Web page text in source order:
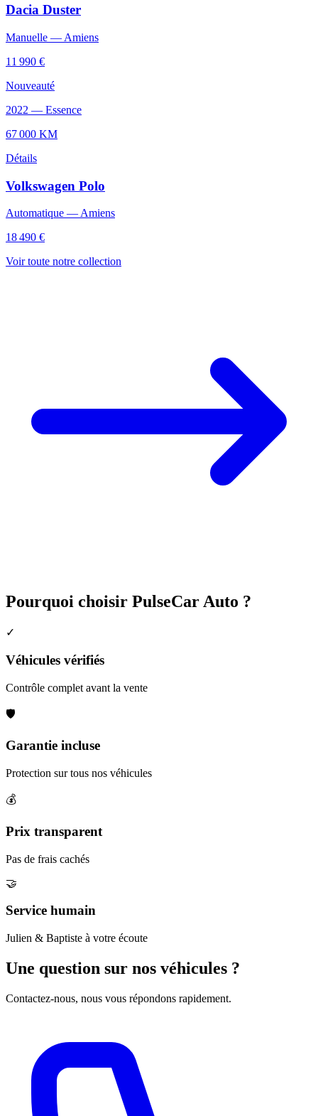
Dacia Duster
Manuelle — Amiens
11 990 €
Nouveauté
2022 — Essence
67 000 KM
Détails
Volkswagen Polo
Automatique —Amiens
18 490 €
Voir toute notre collection
Pourquoi choisir PulseCar Auto ?
✓
Véhicules vérifiés
Contrôle complet avant la vente
🛡️
Garantie incluse
Protection sur tous nos véhicules
💰
Prix transparent
Pas de frais cachés
🤝
Service humain
Julien & Baptiste à votre écoute
Une question sur nos véhicules ?
Contactez-nous, nous vous répondons rapidement.